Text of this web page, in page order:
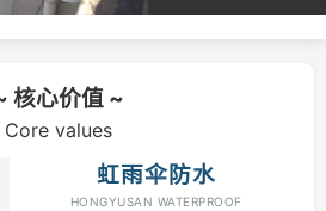
核心价值 ~
Core values
虹雨伞防水
HONGYUSAN WATERPROOF